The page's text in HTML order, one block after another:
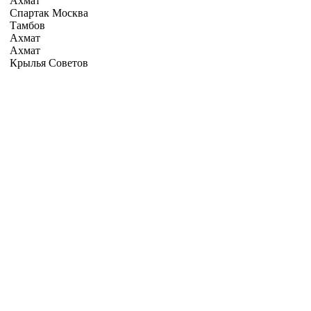
Спартак Москва
Тамбов
Ахмат
Ахмат
Крылья Советов